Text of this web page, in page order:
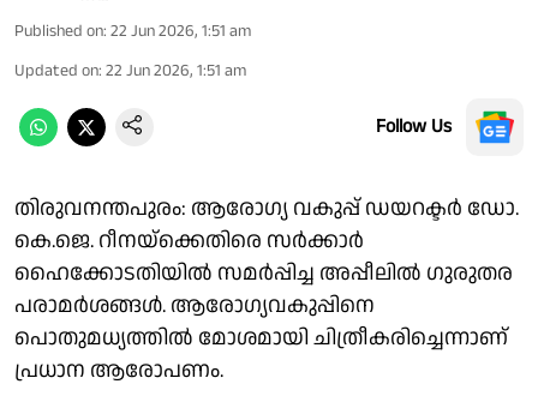
Published on: 22 Jun 2026, 1:51 am
Updated on: 22 Jun 2026, 1:51 am
Follow Us
തിരുവനന്തപുരം: ആരോഗ്യ വകുപ്പ് ഡയറക്ടർ ഡോ.
കെ.ജെ. റീനയ്ക്കെതിരെ സർക്കാർ
ഹൈക്കോടതിയിൽ സമർപ്പിച്ച അപ്പീലിൽ ഗുരുതര
പരാമർശങ്ങൾ. ആരോഗ്യവകുപ്പിനെ
പൊതുമധ്യത്തിൽ മോശമായി ചിത്രീകരിച്ചെന്നാണ്
പ്രധാന ആരോപണം.